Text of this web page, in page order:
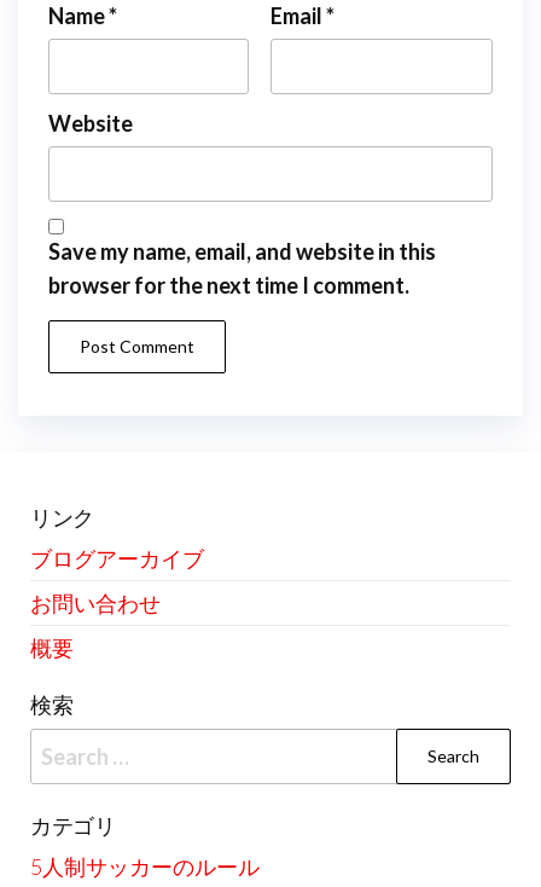
Name* Email*
Website
Save my name, email, and website in this
browser for the next time I comment.
リンク
ブログアーカイブ
お問い合わせ
概要
検索
Search
for:
カテゴリ
5人制サッカーのルール